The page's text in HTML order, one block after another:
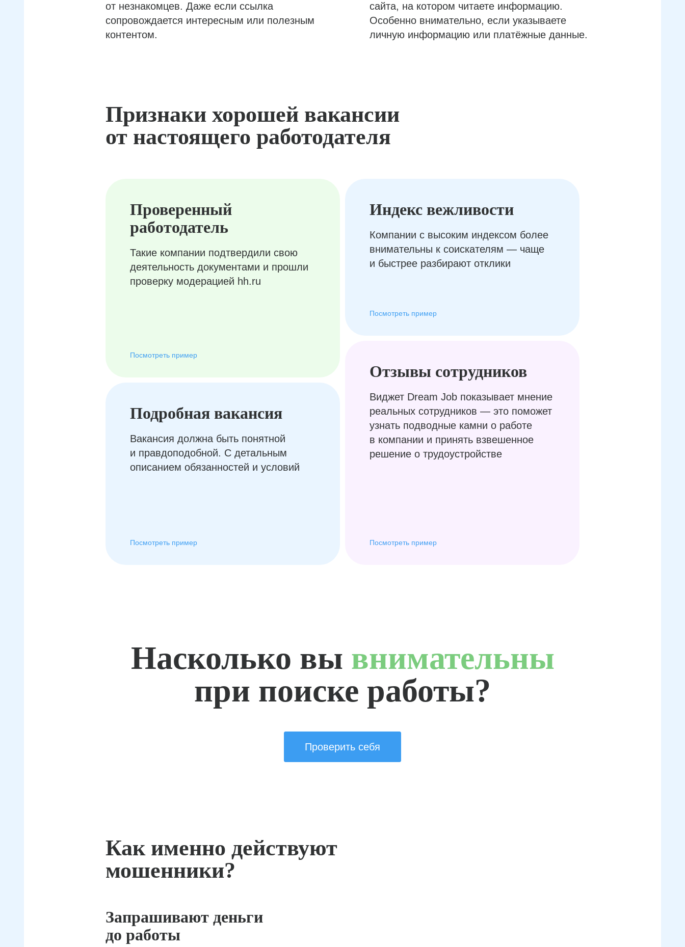
от незнакомцев. Даже если ссылка
сопровождается интересным или полезным
контентом.
сайта, на котором читаете информацию.
Особенно внимательно, если указываете
личную информацию или платёжные данные.
Признаки хорошей вакансии
от настоящего работодателя
Проверенный
работодатель
Такие компании подтвердили свою
деятельность документами и прошли
проверку модерацией hh.ru
Посмотреть пример
Подробная вакансия
Вакансия должна быть понятной
и правдоподобной. С детальным
описанием обязанностей и условий
Посмотреть пример
Отзывы сотрудников
Виджет Dream Job показывает мнение
реальных сотрудников — это поможет
узнать подводные камни о работе
в компании и принять взвешенное
решение о трудоустройстве
Посмотреть пример
Индекс вежливости
Компании с высоким индексом более
внимательны к соискателям — чаще
и быстрее разбирают отклики
Посмотреть пример
Насколько вы внимательны
при поиске работы?
Проверить себя
Как именно действуют
мошенники?
Запрашивают деньги
до работы